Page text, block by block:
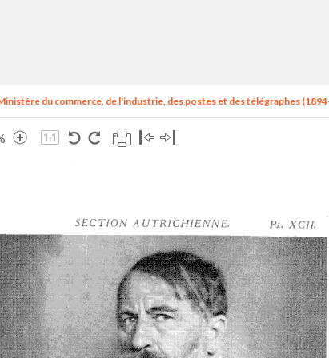
du commerce, de l'industrie, des postes et des télégraphes